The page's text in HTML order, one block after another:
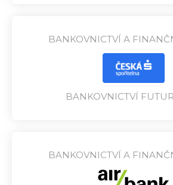
BANKOVNICTVÍ A
BANKOVNICTVÍ
BANKOVNICTVÍ A